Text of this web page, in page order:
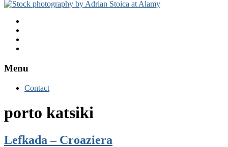
Twitter
pe
Menu
Contact
porto katsiki
Lefkada – Croaziera